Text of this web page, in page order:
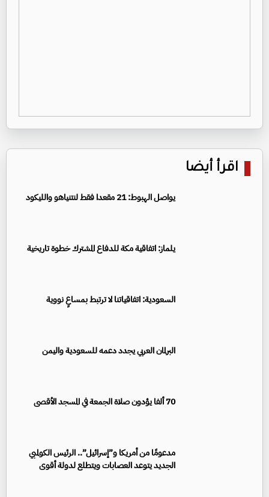
اقرأ أيضا
يواصل الهبوط: 21 مقعدا فقط لنتنياهو والليكود
يلماز: اتفاقية مكة للدفاع المشترك خطوة تاريخية
السعودية: اتفاقياتنا لا ترتبط بمساعٍ نووية
البرلمان العربي يجدد دعمه للسعودية واليمن
70 ألفا يؤدون صلاة الجمعة في المسجد الأقصى
مدعومًا من أمريكا و”إسرائيل”.. الرئيس الكولمبي
الجديد يتوعد العصابات ويتطلع لدولة أقوى